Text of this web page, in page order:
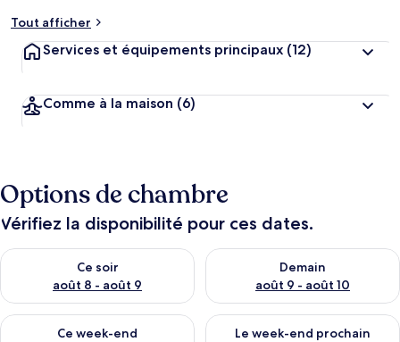
Tout afficher
Services et équipements principaux (12)
Comme à la maison (6)
Options de chambre
Vérifiez la disponibilité pour ces dates.
Ce soir
août 8 - août 9
Vérifier la disponibilité pour ce soir août 8 - août 9
Demain
août 9 - août 10
Vérifier la disponibilité pour
Ce week-end
Vérifier la disponibilité pour ce week-end août 14 - août 16
Le week-end prochain
Vérifier la disponibilité pour